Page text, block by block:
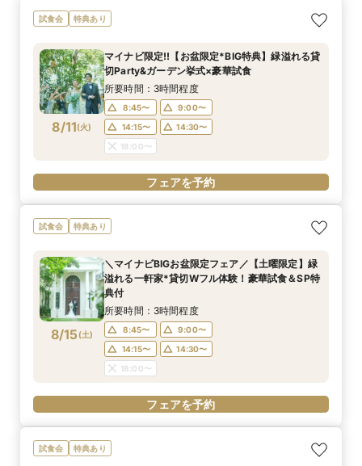
試食会 特典あり
8/11(火)
マイナビ限定!!【お盆限定*BIG特典】緑溢れる貸
切Party&ガーデン挙式×豪華試食
所要時間：3時間程度
8:45〜
9:00〜
14:15〜
14:30〜
18:00〜
フェアを予約
試食会 特典あり
8/15(土)
＼マイナビBIGお盆限定フェア／【土曜限定】緑
溢れる一軒家*貸切Wフル体験！豪華試食＆SP特
典付
所要時間：3時間程度
8:45〜
9:00〜
14:15〜
14:30〜
18:00〜
フェアを予約
試食会 特典あり